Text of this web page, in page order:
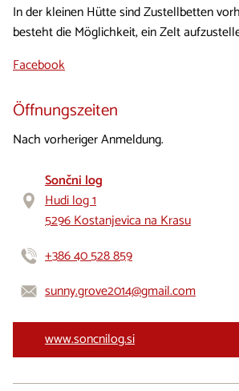
In der kleinen Hütte sind Zustellbetten
besteht die Möglichkeit, ein Zelt
Facebook
Öffnungszeiten
Nach vorheriger Anmeldung.
Sončni log
Hudi log 1
5296 Kostanjevica na Krasu
+386 40 528 859
sunny.grove2014@gmail.com
www.soncnilog.si